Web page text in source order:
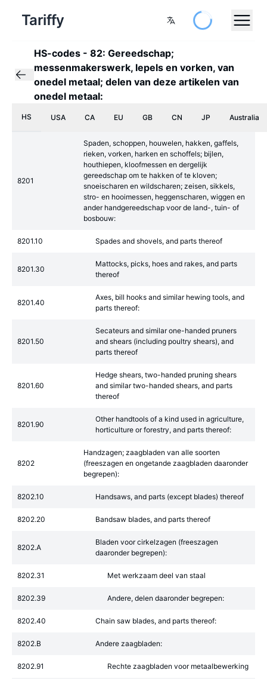
Tariffy
HS-codes - 82: Gereedschap;
messenmakerswerk, lepels en vorken, van
onedel metaal; delen van deze artikelen van
onedel metaal:
HS USA CA EU GB CN JP Australia
8201
Spaden, schoppen, houwelen, hakken, gaffels,
rieken, vorken, harken en schoffels; bijlen,
houthiepen, kloofmessen en dergelijk
gereedschap om te hakken of te kloven;
snoeischaren en wildscharen; zeisen, sikkels,
stro- en hooimessen, heggenscharen, wiggen en
ander handgereedschap voor de land-, tuin- of
bosbouw:
8201.10 Spades and shovels, and parts thereof
8201.30
Mattocks, picks, hoes and rakes, and parts
thereof
8201.40
Axes, bill hooks and similar hewing tools, and
parts thereof:
8201.50
Secateurs and similar one-handed pruners
and shears (including poultry shears), and
parts thereof
8201.60
Hedge shears, two-handed pruning shears
and similar two-handed shears, and parts
thereof
8201.90
Other handtools of a kind used in agriculture,
horticulture or forestry, and parts thereof:
8202
Handzagen; zaagbladen van alle soorten
(freeszagen en ongetande zaagbladen daaronder
begrepen):
8202.10 Handsaws, and parts (except blades) thereof
8202.20 Bandsaw blades, and parts thereof
8202.A
Bladen voor cirkelzagen (freeszagen
daaronder begrepen):
8202.31 Met werkzaam deel van staal
8202.39 Andere, delen daaronder begrepen:
8202.40 Chain saw blades, and parts thereof:
8202.B Andere zaagbladen:
8202.91 Rechte zaagbladen voor metaalbewerking